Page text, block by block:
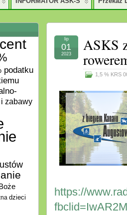
ASKS
1,5 % KRS
lip
01
2023
https://
podatku
zabawy
Boże
dzieci